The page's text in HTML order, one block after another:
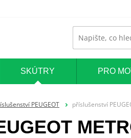
SKÚTRY PRO
PEUGEOT příslušenství